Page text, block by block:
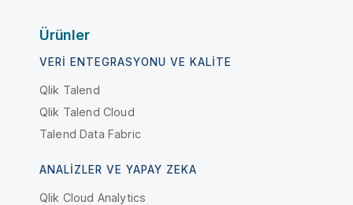
Ürünler
VERI ENTEGRASYONU VE KALITE
Qlik Talend
Qlik Talend Cloud
Talend Data Fabric
ANALIZLER VE YAPAY ZEKA
Qlik Cloud Analytics